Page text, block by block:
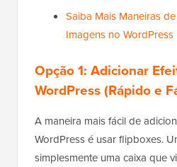
Saiba Mais Maneiras
Imagens no WordPress
Opção 1: Adicionar
WordPress (Rápido e
A maneira mais fácil de
WordPress é usar flipboxes.
simplesmente uma caixa que